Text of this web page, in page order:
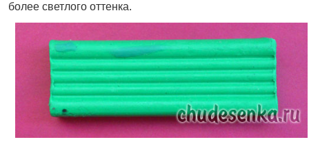
более светлого оттенка.